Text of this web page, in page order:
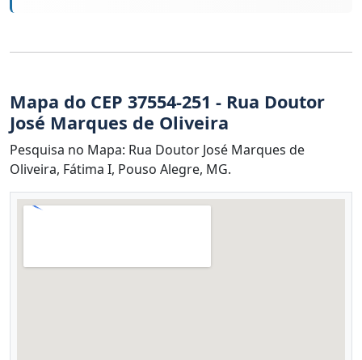
Mapa do CEP 37554-251 - Rua Doutor
José Marques de Oliveira
Pesquisa no Mapa: Rua Doutor José Marques de
Oliveira, Fátima I, Pouso Alegre, MG.